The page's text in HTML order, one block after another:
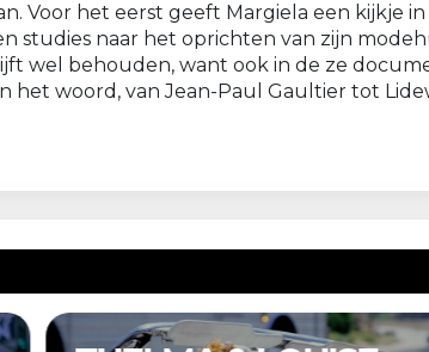
Voor het eerst geeft Margiela een kijkje
studies naar het oprichten van zijn
wel behouden, want ook in de ze
woord, van Jean-Paul Gaultier tot